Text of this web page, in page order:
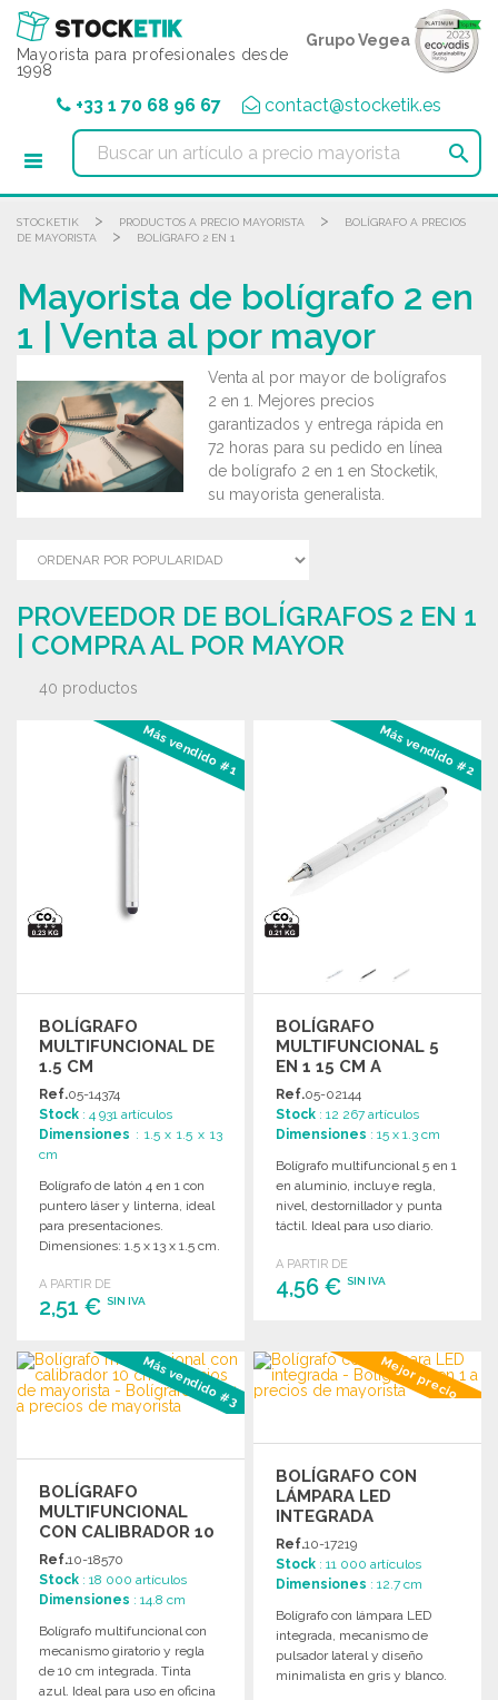
Mayorista para profesionales desde
1998
Grupo Vegea
+33 1 70 68 96 67 contact@stocketik.es

STOCKETIK > PRODUCTOS A PRECIO MAYORISTA >
BOLÍGRAFO A PRECIOS
DE MAYORISTA
> BOLÍGRAFO 2 EN 1
Mayorista de bolígrafo 2 en
1 | Venta al por mayor
Venta al por mayor de bolígrafos
2 en 1. Mejores precios
garantizados y entrega rápida en
72 horas para su pedido en línea
de bolígrafo 2 en 1 en Stocketik,
su mayorista generalista.
PROVEEDOR DE BOLÍGRAFOS 2 EN 1
| COMPRA AL POR MAYOR
40 productos
Más vendido #1
BOLÍGRAFO
MULTIFUNCIONAL DE
1.5 CM
Ref.05-14374
Stock : 4 931 artículos
Dimensiones : 1.5 x 1.5 x 13
cm
Bolígrafo de latón 4 en 1 con
puntero láser y linterna, ideal
para presentaciones.
Dimensiones: 1.5 x 13 x 1.5 cm.
A PARTIR DE
2,51 € SIN IVA
PEDIR
Solicitar un presupuesto
Más vendido #2
BOLÍGRAFO
MULTIFUNCIONAL 5
EN 1 15 CM A
PRECIOS DE
MAYORISTA
Ref.05-02144
Stock : 12 267 artículos
Dimensiones : 15 x 1.3 cm
Bolígrafo multifuncional 5 en 1
en aluminio, incluye regla,
nivel, destornillador y punta
táctil. Ideal para uso diario.
A PARTIR DE
4,56 €SIN IVA
Solicitar un presupuesto
Más vendido #3
BOLÍGRAFO
MULTIFUNCIONAL
CON CALIBRADOR 10
CM
Ref.10-18570
Stock : 18 000 artículos
Dimensiones : 14.8 cm
Bolígrafo multifuncional con
mecanismo giratorio y regla
de 10 cm integrada. Tinta
azul. Ideal para uso en oficina
Mejor precio
BOLÍGRAFO CON
LÁMPARA LED
INTEGRADA
Ref.10-17219
Stock : 11 000 artículos
Dimensiones : 12.7 cm
Bolígrafo con lámpara LED
integrada, mecanismo de
pulsador lateral y diseño
minimalista en gris y blanco.
Panel de gestión de cookies